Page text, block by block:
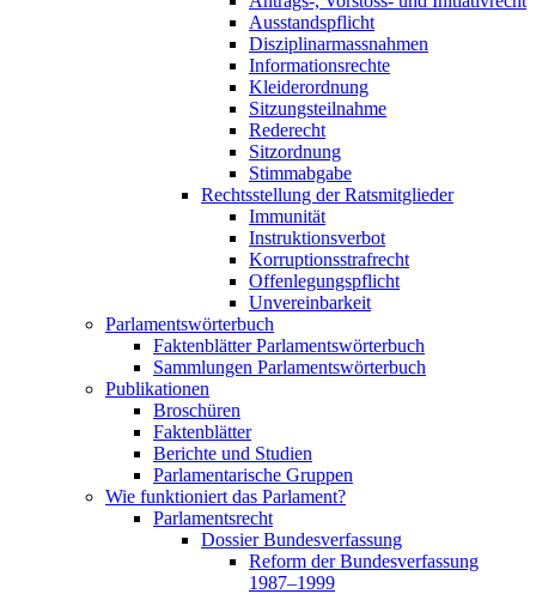
Ausstandspflicht
Disziplinarmassnahmen
Informationsrechte
Kleiderordnung
Sitzungsteilnahme
Rederecht
Sitzordnung
Stimmabgabe
Rechtsstellung der Ratsmitglieder
Immunität
Instruktionsverbot
Korruptionsstrafrecht
Offenlegungspflicht
Unvereinbarkeit
Parlamentswörterbuch
Faktenblätter Parlamentswörterbuch
Sammlungen Parlamentswörterbuch
Publikationen
Broschüren
Faktenblätter
Berichte und Studien
Parlamentarische Gruppen
Wie funktioniert das Parlament?
Parlamentsrecht
Dossier Bundesverfassung
Reform der Bundesverfassung
1987–1999